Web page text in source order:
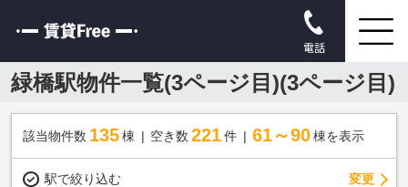
電話
緑橋駅物件一覧(3ページ目)(3ページ目)
該当物件数 135棟 空き数 221 件 61～90 棟を表示
駅で絞り込む 変更